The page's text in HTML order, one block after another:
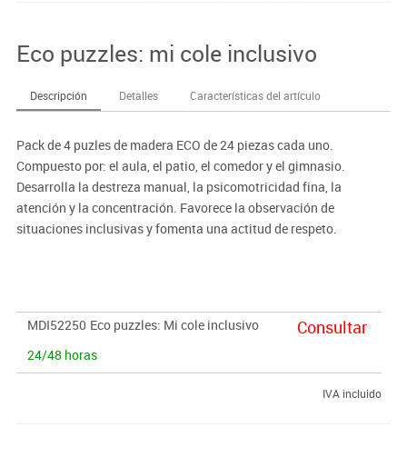
Eco puzzles: mi cole inclusivo
Descripción Detalles Características del artículo
Pack de 4 puzles de madera ECO de 24 piezas cada uno.
Compuesto por: el aula, el patio, el comedor y el gimnasio.
Desarrolla la destreza manual, la psicomotricidad fina, la
atención y la concentración. Favorece la observación de
situaciones inclusivas y fomenta una actitud de respeto.
MDI52250 Eco puzzles: Mi cole inclusivo
24/48 horas
Consultar
IVA incluido